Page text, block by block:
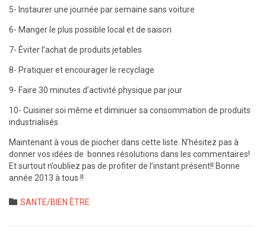
5- Instaurer une journée par semaine sans voiture
6- Manger le plus possible local et de saison
7- Éviter l’achat de produits jetables
8- Pratiquer et encourager le recyclage
9- Faire 30 minutes d’activité physique par jour
10- Cuisiner soi même et diminuer sa consommation de produits
industrialisés
Maintenant à vous de piocher dans cette liste. N’hésitez pas à
donner vos idées de bonnes résolutions dans les commentaires!
Et surtout n’oubliez pas de profiter de l’instant présent!! Bonne
année 2013 à tous !!
 Category
SANTE/BIEN ÊTRE